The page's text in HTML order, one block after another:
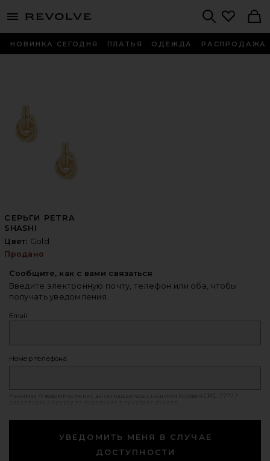
menu - shows more content
НОВИНКА СЕГОДНЯ ПЛАТЬЯ ОДЕЖДА РАСПРОДАЖА
СЕРЬГИ PETRA
SHASHI
Цвет: Gold
Продано
Сообщите, как с вами связаться
Введите электронную почту, телефон или оба, чтобы
получать уведомления.
Email
Номер телефона
Нажимая «Уведомить меня», вы соглашаетесь с нашими Условия СМС
УВЕДОМИТЬ МЕНЯ В СЛУЧАЕ
ДОСТУПНОСТИ